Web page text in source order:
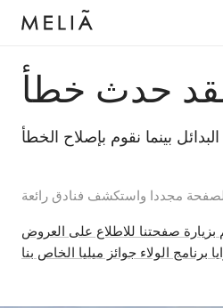
حدث خطأ
مجددا واستكشف فنادق رائعة
بزيارة صفحتنا للاطلاع على العروض
برنامج الولاء جوائز ميليا الخاص بنا